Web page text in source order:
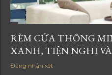
RÈM CỬA THÔNG
XANH, TIỆN NGHI
Đăng nhận xét